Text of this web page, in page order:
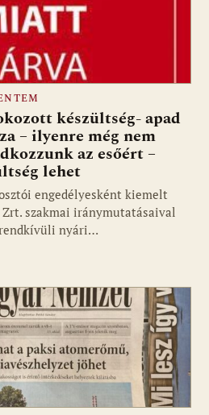
készültség- apad
– ilyenre még nem
az esőért –
lehet
engedélyesként kiemelt
szakmai iránymutatásaival
rendkívüli nyári…